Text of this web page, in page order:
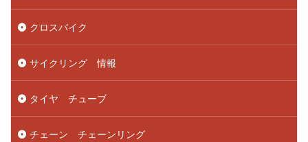
クロスバイク
サイクリング 情報
タイヤ チューブ
チェーン チェーンリング